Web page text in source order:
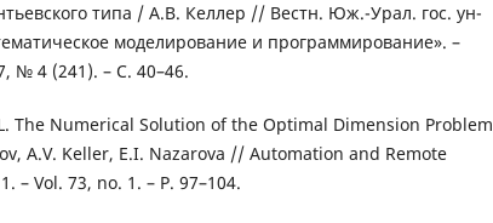
типа / А.В. Келлер // Вестн. Юж.-Урал. гос. ун-
моделирование и программирование». –
№ 4 (241). – С. 40–46.
The Numerical Solution of the Optimal Dimension Problem
A.V. Keller, E.I. Nazarova // Automation and Remote
– Vol. 73, no. 1. – P. 97–104.